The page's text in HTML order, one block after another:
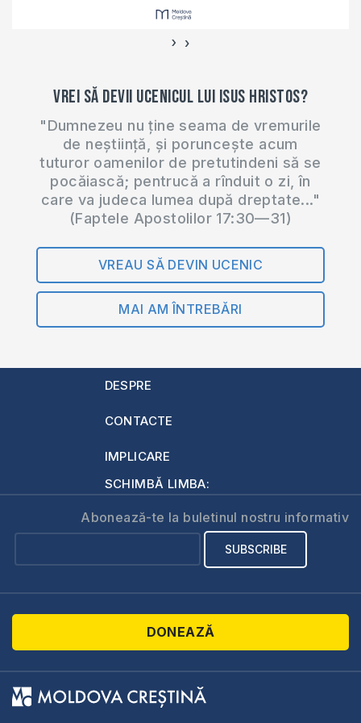
‹ ›
Vrei să devii ucenicul lui Isus Hristos?
"Dumnezeu nu ține seama de vremurile
de neștiință, și poruncește acum
tuturor oamenilor de pretutindeni să se
pocăiască; pentrucă a rînduit o zi, în
care va judeca lumea după dreptate..."
(Faptele Apostolilor 17:30—31)
VREAU SĂ DEVIN UCENIC
MAI AM ÎNTREBĂRI
DESPRE
CONTACTE
IMPLICARE
SCHIMBĂ LIMBA:
Abonează-te la buletinul nostru informativ
DONEAZĂ